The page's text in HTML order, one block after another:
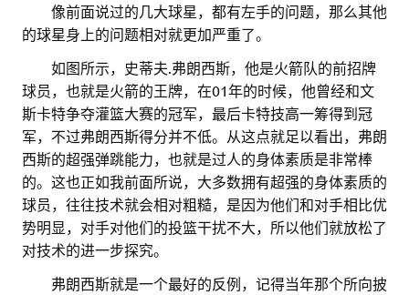
像前面说过的几大球星，都有左手的问题，那么其他
的球星身上的问题相对就更加严重了。
如图所示，史蒂夫.弗朗西斯，他是火箭队的前招牌
球员，也就是火箭的王牌，在01年的时候，他曾经和文
斯卡特争夺灌篮大赛的冠军，最后卡特技高一筹得到冠
军，不过弗朗西斯得分并不低。从这点就足以看出，弗朗
西斯的超强弹跳能力，也就是过人的身体素质是非常棒
的。这也正如我前面所说，大多数拥有超强的身体素质的
球员，往往技术就会相对粗糙，是因为他们和对手相比优
势明显，对手对他们的投篮干扰不大，所以他们就放松了
对技术的进一步探究。
弗朗西斯就是一个最好的反例，记得当年那个所向披